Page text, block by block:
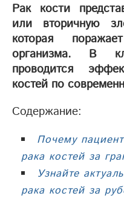
Рак кости
или вторичную
которая
организма. В
проводится
костей по
Содержание:
Почему
рака костей за
Узнайте
рака костей за